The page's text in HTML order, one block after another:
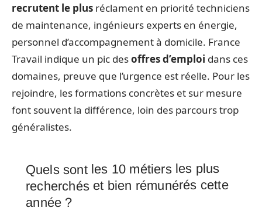
recrutent le plus réclament en priorité techniciens
de maintenance, ingénieurs experts en énergie,
personnel d’accompagnement à domicile. France
Travail indique un pic desoffres d’emploi dans ces
domaines, preuve que l’urgence est réelle. Pour les
rejoindre, les formations concrètes et sur mesure
font souvent la différence, loin des parcours trop
généralistes.
Quels sont les 10 métiers les plus
recherchés et bien rémunérés cette
année ?